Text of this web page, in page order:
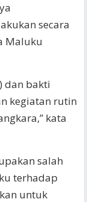
secara
Maluku
dan bakti
kegiatan rutin
kata
salah
terhadap
untuk